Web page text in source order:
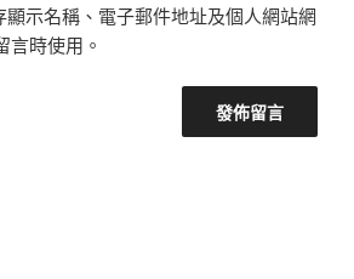
顯示名稱、電子郵件地址及個人網站網
言時使用。